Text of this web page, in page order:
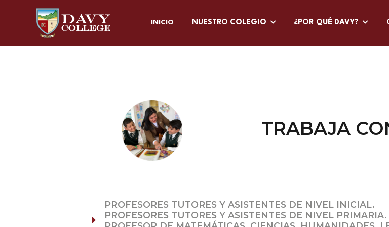
INICIO NUESTRO COLEGIO ¿POR QUÉ DAVY?
TRABAJA
PROFESORES TUTORES Y ASISTENTES DE NIVEL INICIAL.
PROFESORES TUTORES Y ASISTENTES DE NIVEL PRIMARIA.